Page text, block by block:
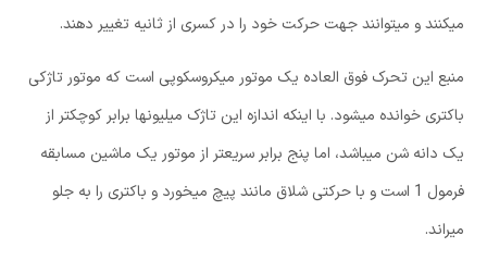
میکنند و میتوانند جهت حرکت خود را در کسری از ثانیه تغییر دهند.
منبع این تحرک فوق العاده یک موتور میکروسکوپی است که موتور تاژکی
باکتری خوانده میشود. با اینکه اندازه این تاژک میلیونها برابر کوچکتر از
یک دانه شن میباشد، اما پنج برابر سریعتر از موتور یک ماشین مسابقه
فرمول 1 است و با حرکتی شلاق مانند پیچ میخورد و باکتری را به جلو
میراند.